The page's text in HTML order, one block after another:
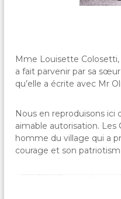
Mme Louisette Colosetti,
a fait parvenir par sa
qu’elle a écrite avec Mr
Nous en reproduisons ici
aimable autorisation. Les
homme du village qui a
courage et son